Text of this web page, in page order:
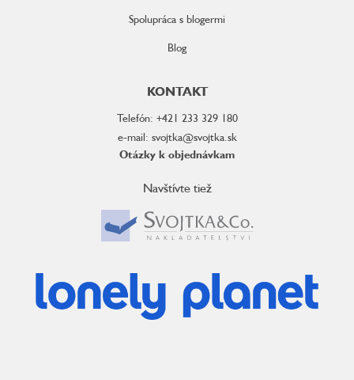
Spolupráca s blogermi
Blog
KONTAKT
Telefón: +421 233 329 180
e-mail: svojtka@svojtka.sk
Otázky k objednávkam
Navštívte tiež